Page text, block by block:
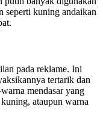
seperti kuning andaikan
pada reklame. Ini
tertarik dan
mendasar yang
ataupun warna